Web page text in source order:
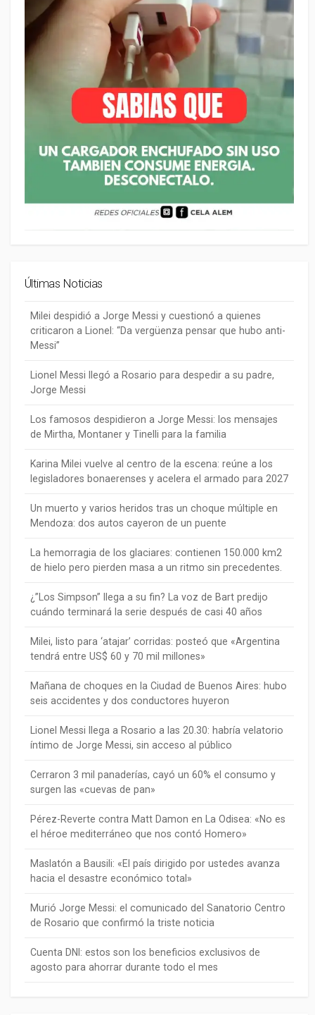
Últimas Noticias
Milei despidió a Jorge Messi y cuestionó a quienes
criticaron a Lionel: “Da vergüenza pensar que hubo anti-
Messi”
Lionel Messi llegó a Rosario para despedir a su padre,
Jorge Messi
Los famosos despidieron a Jorge Messi: los mensajes
de Mirtha, Montaner y Tinelli para la familia
Karina Milei vuelve al centro de la escena: reúne a los
legisladores bonaerenses y acelera el armado para 2027
Un muerto y varios heridos tras un choque múltiple en
Mendoza: dos autos cayeron de un puente
La hemorragia de los glaciares: contienen 150.000 km2
de hielo pero pierden masa a un ritmo sin precedentes.
¿”Los Simpson” llega a su fin? La voz de Bart predijo
cuándo terminará la serie después de casi 40 años
Milei, listo para ‘atajar’ corridas: posteó que «Argentina
tendrá entre US$ 60 y 70 mil millones»
Mañana de choques en la Ciudad de Buenos Aires: hubo
seis accidentes y dos conductores huyeron
Lionel Messi llega a Rosario a las 20.30: habría velatorio
íntimo de Jorge Messi, sin acceso al público
Cerraron 3 mil panaderías, cayó un 60% el consumo y
surgen las «cuevas de pan»
Pérez-Reverte contra Matt Damon en La Odisea: «No es
el héroe mediterráneo que nos contó Homero»
Maslatón a Bausili: «El país dirigido por ustedes avanza
hacia el desastre económico total»
Murió Jorge Messi: el comunicado del Sanatorio Centro
de Rosario que confirmó la triste noticia
Cuenta DNI: estos son los beneficios exclusivos de
agosto para ahorrar durante todo el mes